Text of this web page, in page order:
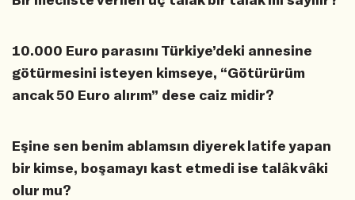
10.000 Euro parasını Türkiye’deki annesine
götürmesini isteyen kimseye, “Götürürüm
ancak 50 Euro alırım” dese caiz midir?
Eşine sen benim ablamsın diyerek latife yapan
bir kimse, boşamayı kast etmedi ise talâk vâki
olur mu?